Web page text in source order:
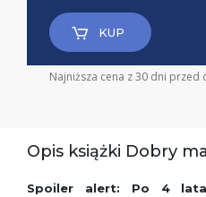
KUP
Najniższa cena z 30 dni przed
Opis książki Dobry
Spoiler alert: Po 4